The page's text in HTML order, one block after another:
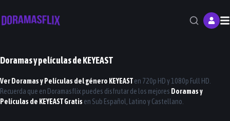
Doramas y películas deKEYEAST
Ver Doramas y Películas del género KEYEASTen 720p HD y 1080p Full HD.
Recuerda que en Doramasflix puedes disfrutar de los mejores Doramas y
Películas de KEYEASTGratis en Sub Español, Latino y Castellano.